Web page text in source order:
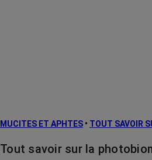
MUCITES ET APHTES • TOUT SAVOIR
Tout savoir sur la